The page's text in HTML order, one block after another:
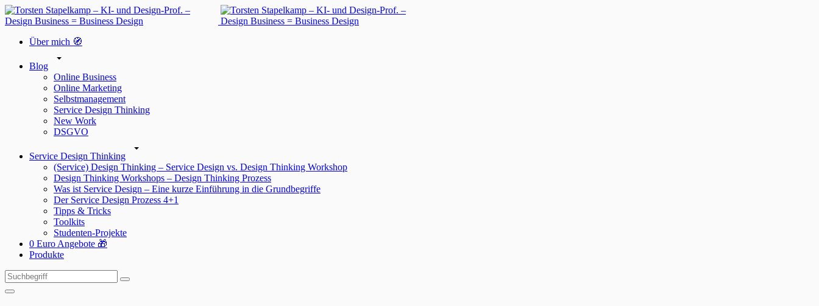
Über mich 🧭
Blog
Online Business
Online Marketing
Selbstmanagement
Service Design Thinking
New Work
DSGVO
Service Design Thinking
(Service) Design Thinking – Service Design vs. Design Thinking Workshop
Design Thinking Workshops – Design Thinking Prozess
Was ist Service Design – Eine kurze Einführung in die Grundbegriffe
Der Service Design Prozess 4+1
Tipps & Tricks
Toolkits
Studenten-Projekte
0 Euro Angebote 🎁
Produkte
Suchen
nach:
Suchen